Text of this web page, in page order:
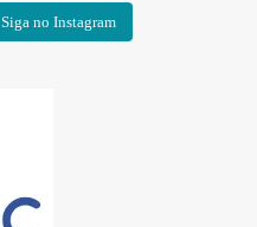
Siga no Instagram